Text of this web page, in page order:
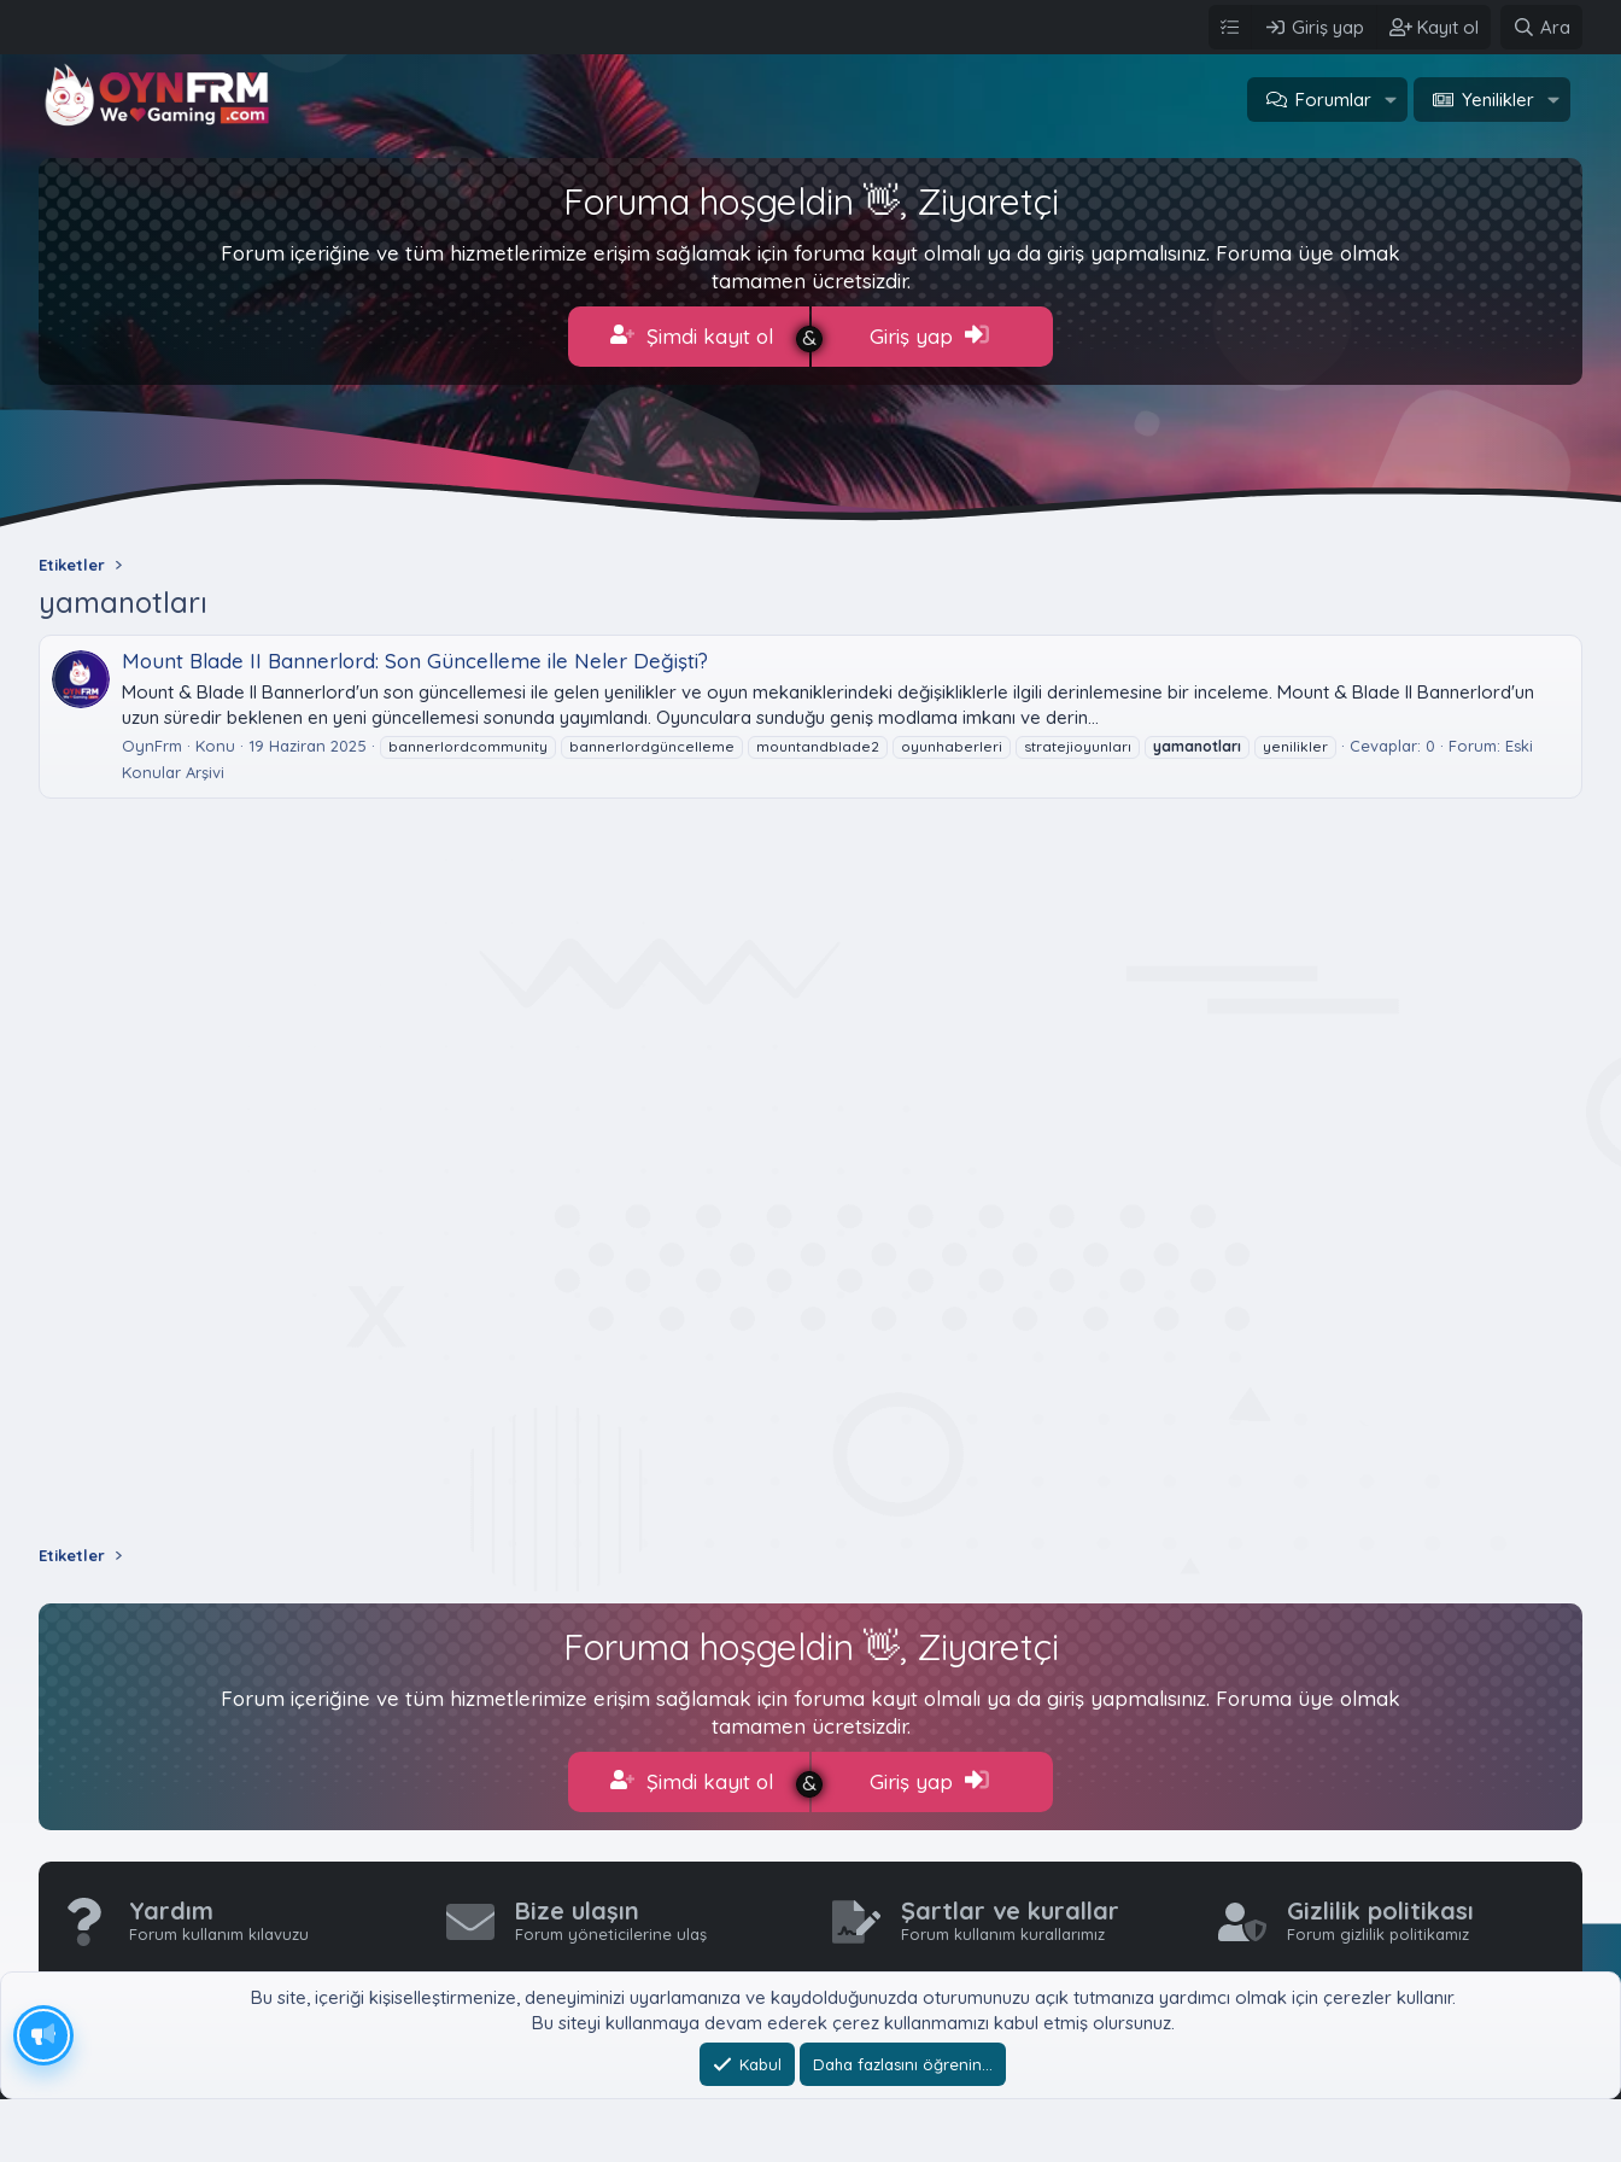
Giriş yap Kayıt ol Ara
Forumlar Yenilikler
Foruma hoşgeldin 👋, Ziyaretçi
Forum içeriğine ve tüm hizmetlerimize erişim sağlamak için foruma kayıt olmalı ya da giriş yapmalısınız. Foruma üye olmak
tamamen ücretsizdir.
Şimdi kayıt ol Giriş yap
Etiketler
yamanotları
Mount Blade II Bannerlord: Son Güncelleme ile Neler Değişti?
Mount & Blade II Bannerlord'un son güncellemesi ile gelen yenilikler ve oyun mekaniklerindeki değişikliklerle ilgili derinlemesine bir inceleme. Mount & Blade II Bannerlord'un
uzun süredir beklenen en yeni güncellemesi sonunda yayımlandı. Oyunculara sunduğu geniş modlama imkanı ve derin...
OynFrm Konu 19 Haziran 2025 bannerlordcommunity bannerlordgüncelleme mountandblade2 oyunhaberleri stratejioyunları yamanotları yenilikler Cevaplar: 0 Forum: Eski
Konular Arşivi
Etiketler
Foruma hoşgeldin 👋, Ziyaretçi
Forum içeriğine ve tüm hizmetlerimize erişim sağlamak için foruma kayıt olmalı ya da giriş yapmalısınız. Foruma üye olmak
tamamen ücretsizdir.
Şimdi kayıt ol Giriş yap
Yardım
Forum kullanım kılavuzu
Bize ulaşın
Forum yöneticilerine ulaş
Şartlar ve kurallar
Forum kullanım kurallarımız
Gizlilik politikası
Forum gizlilik politikamız
Bu site, içeriği kişiselleştirmenize, deneyiminizi uyarlamanıza ve kaydolduğunuzda oturumunuzu açık tutmanıza yardımcı olmak için çerezler kullanır.
Bu siteyi kullanmaya devam ederek çerez kullanmamızı kabul etmiş olursunuz.
Kabul Daha fazlasını öğrenin…